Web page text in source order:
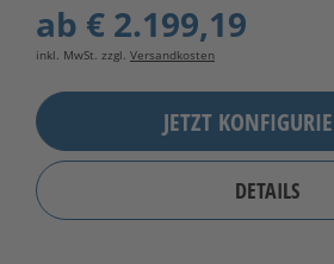
ab € 2.199,19
inkl. MwSt. zzgl. Versandkosten
JETZT
DETAILS